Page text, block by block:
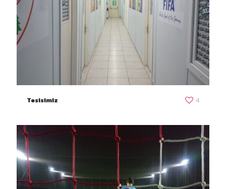
Tesisimiz 4